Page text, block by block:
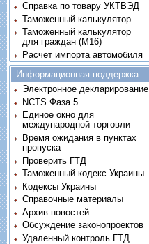
Справка по товару УКТВЭД
Таможенный калькулятор
Таможенный калькулятор
для граждан (M16)
Расчет импорта автомобиля
Информационная поддержка
Электронное декларирование
NCTS Фаза 5
Единое окно для
международной торговли
Время ожидания в пунктах
пропуска
Проверить ГТД
Таможенный кодекс Украины
Кодексы Украины
Справочные материалы
Архив новостей
Обсуждение законопроектов
Удаленный контроль ГТД